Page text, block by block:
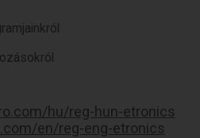
hu/reg-hun-etronics
en/reg-eng-etronics